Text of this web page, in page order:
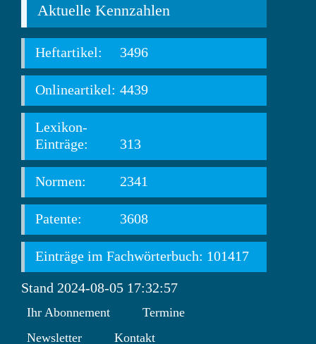
Aktuelle Kennzahlen
Heftartikel: 3496
Onlineartikel: 4439
Lexikon-
Einträge:
313
Normen: 2341
Patente: 3608
Einträge im Fachwörterbuch: 101417
Stand 2024-08-05 17:32:57
Ihr Abonnement
Termine
Newsletter
Kontakt